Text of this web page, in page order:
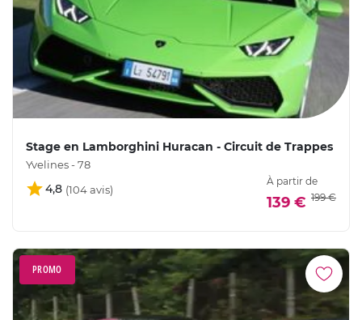
Stage en Lamborghini Huracan - Circuit de Trappes
Yvelines - 78
4,8
À partir de
139 € 199 €
PROMO